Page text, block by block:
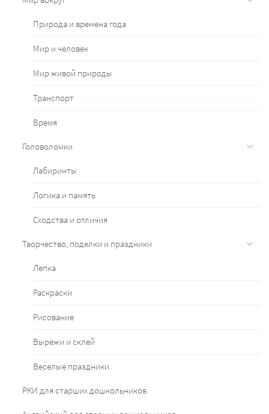
Природа и времена года
Мир и человек
Мир живой природы
Транспорт
Время
Головоломки
Лабиринты
Логика и память
Сходства и отличия
Творчество, поделки и праздники
Лепка
Раскраски
Рисование
Вырежи и склей
Веселые праздники
РКИ для старших дошкольников